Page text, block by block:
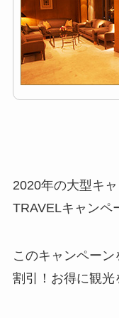
2020年の大型キ
TRAVELキャンペ
このキャンペー
割引！お得に観光